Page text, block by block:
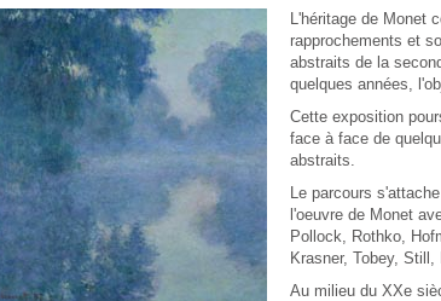
L'héritage de Monet
rapprochements et
abstraits de la
quelques années,
Cette exposition
face à face de
abstraits.
Le parcours
l'oeuvre de Monet
Pollock, Rothko,
Krasner, Tobey,
Au milieu du XXe